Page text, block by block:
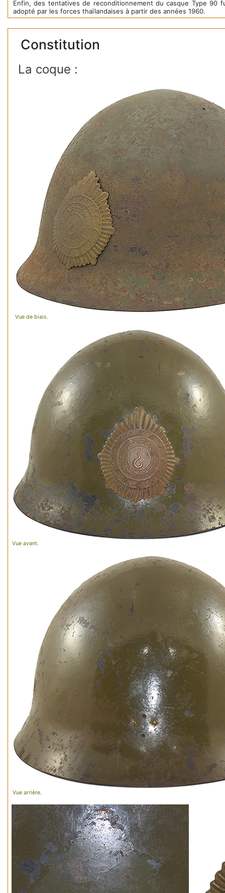
Enfin, des tentatives de reconditionnement du casque Type
adopté par les forces thaïlandaises à partir des années 1960.
Constitution
La coque :
Vue de biais.
Vue avant.
Vue arrière.